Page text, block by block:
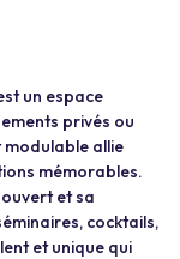
un espace
privés ou
allie
mémorables.
et sa
cocktails,
et unique qui